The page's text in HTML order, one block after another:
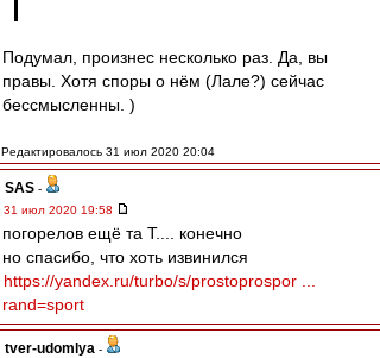
Подумал, произнес несколько раз. Да, вы
правы. Хотя споры о нём (Лале?) сейчас
бессмысленны. )
Редактировалось 31 июл 2020 20:04
SAS -
31 июл 2020 19:58
погорелов ещё та Т.... конечно
но спасибо, что хоть извинился
https://yandex.ru/turbo/s/prostoprospor ...
rand=sport
tver-udomlya -